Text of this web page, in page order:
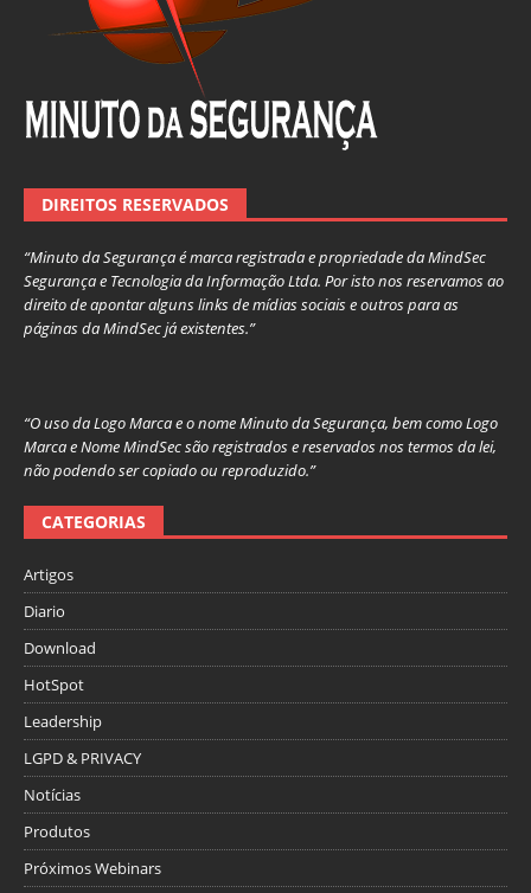
DIREITOS RESERVADOS
“Minuto da Segurança é marca registrada e propriedade da MindSec
Segurança e Tecnologia da Informação Ltda. Por isto nos reservamos ao
direito de apontar alguns links de mídias sociais e outros para as
páginas da MindSec já existentes.”
“O uso da Logo Marca e o nome Minuto da Segurança, bem como Logo
Marca e Nome MindSec são registrados e reservados nos termos da lei,
não podendo ser copiado ou reproduzido.”
CATEGORIAS
Artigos
Diario
Download
HotSpot
Leadership
LGPD & PRIVACY
Notícias
Produtos
Próximos Webinars